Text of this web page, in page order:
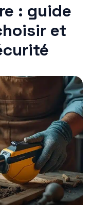
: guide
et